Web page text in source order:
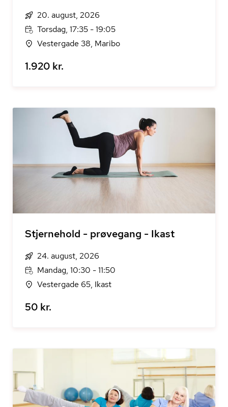
20. august, 2026
Torsdag, 17:35 - 19:05
Vestergade 38, Maribo
1.920 kr.
Stjernehold - prøvegang - Ikast
24. august, 2026
Mandag, 10:30 - 11:50
Vestergade 65, Ikast
50 kr.